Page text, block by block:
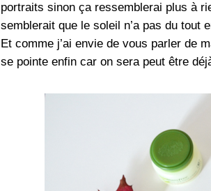
portraits sinon ça ressemblerai plus à
semblerait que le soleil n’a pas du tout
Et comme j’ai envie de vous parler de
se pointe enfin car on sera peut être